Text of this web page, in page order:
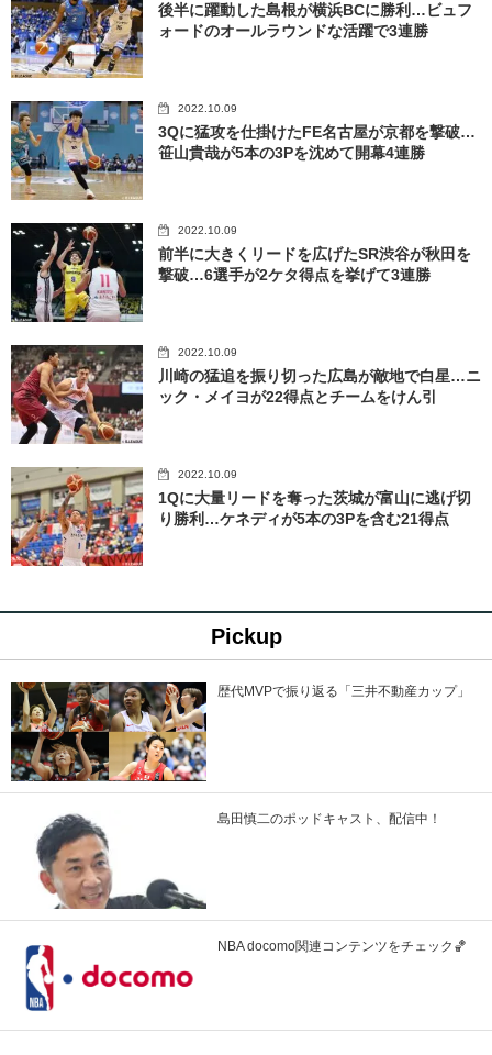
後半に躍動した島根が横浜BCに勝利…ビュフ
ォードのオールラウンドな活躍で3連勝
2022.10.09
3Qに猛攻を仕掛けたFE名古屋が京都を撃破…
笹山貴哉が5本の3Pを沈めて開幕4連勝
2022.10.09
前半に大きくリードを広げたSR渋谷が秋田を
撃破…6選手が2ケタ得点を挙げて3連勝
2022.10.09
川崎の猛追を振り切った広島が敵地で白星…ニ
ック・メイヨが22得点とチームをけん引
2022.10.09
1Qに大量リードを奪った茨城が富山に逃げ切
り勝利…ケネディが5本の3Pを含む21得点
Pickup
歴代MVPで振り返る「三井不動産カップ」
島田慎二のポッドキャスト、配信中！
NBA docomo関連コンテンツをチェック🏀